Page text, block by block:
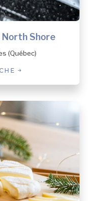
Shore
(Québec)